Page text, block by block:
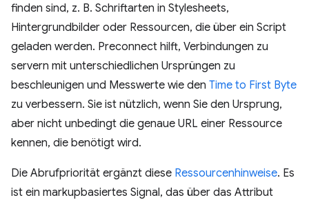
finden sind, z. B. Schriftarten in Stylesheets,
Hintergrundbilder oder Ressourcen, die über ein Script
geladen werden. Preconnect hilft, Verbindungen zu
servern mit unterschiedlichen Ursprüngen zu
beschleunigen und Messwerte wie den Time to First Byte
zu verbessern. Sie ist nützlich, wenn Sie den Ursprung,
aber nicht unbedingt die genaue URL einer Ressource
kennen, die benötigt wird.
Die Abrufpriorität ergänzt diese Ressourcenhinweise. Es
ist ein markupbasiertes Signal, das über das Attribut